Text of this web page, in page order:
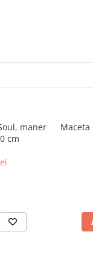
maner
cm
Maceta